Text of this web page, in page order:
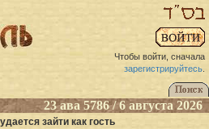
Чтобы войти, сначала
зарегистрируйтесь.
23 ава 5786 / 6 августа 2026
зайти как гость